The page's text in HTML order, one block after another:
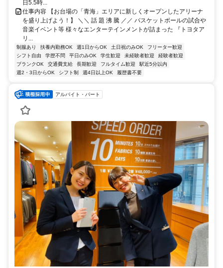
日5.5時...
仕事内容 【お台場の「青海」エリアに新しくオープンしたアリーナ
を盛り上げよう！】 ＼＼ 話 題 沸 騰 ／／ バスケットボールの試合や
音楽イベント等 様々なエンターテインメントが詰まった 『トヨタア
リ...
制服あり 扶養内勤務OK 週1日からOK 土日祝のみOK
フリーター歓迎
シフト自由
学歴不問 平日のみOK 学生歓迎 未経験者歓迎
経験者歓迎
ブランクOK
交通費支給 長期歓迎 フルタイム歓迎
駅近5分以内
週2・3日からOK
シフト制 週4日以上OK 履歴書不要
アルバイト・パート